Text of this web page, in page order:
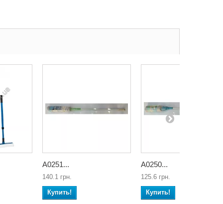
А0251...
140.1 грн.
Купить!
А0250...
125.6 грн.
Купить!